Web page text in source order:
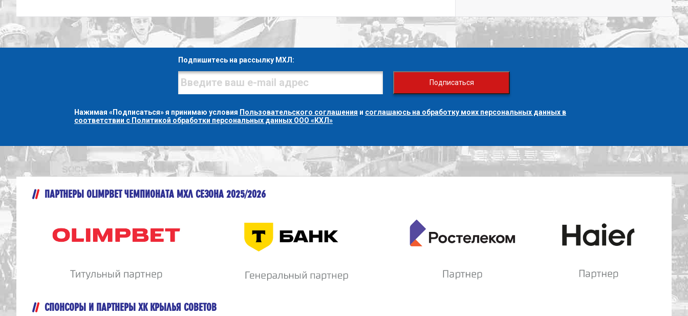
Подпишитесь на рассылку МХЛ:
Подписаться
Нажимая «Подписаться» я принимаю условия Пользовательского соглашения и соглашаюсь на обработку моих персональных данных в
соответствии с Политикой обработки персональных данных ООО «КХЛ»
ПАРТНЕРЫ OLIMPBET ЧЕМПИОНАТА МХЛ СЕЗОНА 2025/2026
СПОНСОРЫ И ПАРТНЕРЫ ХК КРЫЛЬЯ СОВЕТОВ